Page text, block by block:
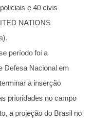
e 40 civis
NATIONS
período foi a
Defesa Nacional em
a inserção
prioridades no campo
a projeção do Brasil no